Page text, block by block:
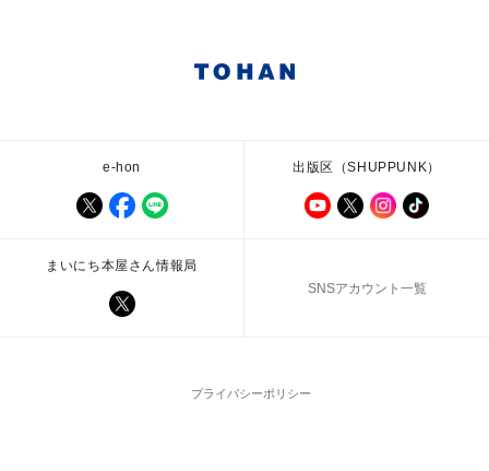
e-hon 出版区（SHUPPUNK）
まいにち本屋さん情報局
SNSアカウント一覧
プライバシーポリシー